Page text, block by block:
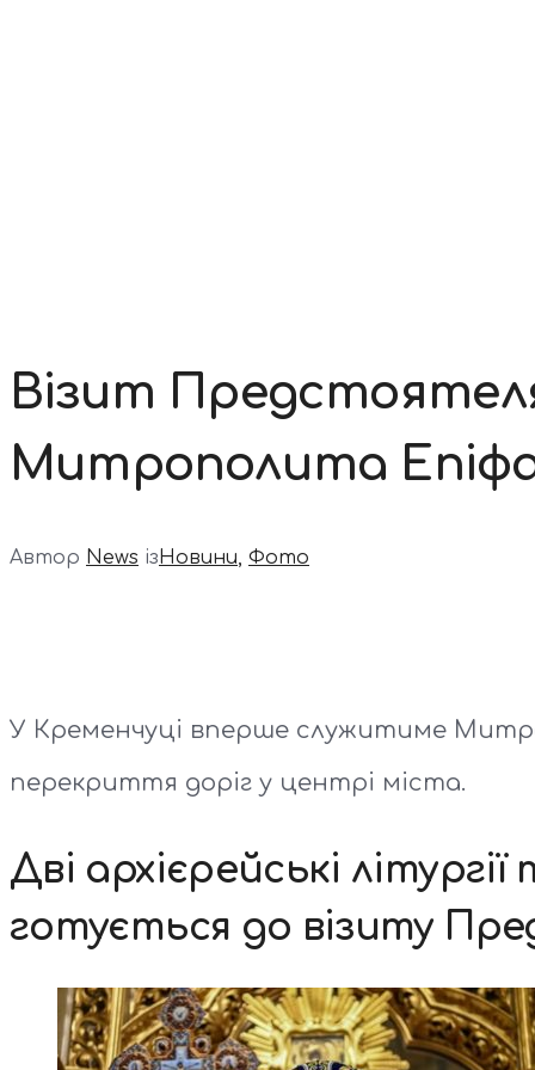
Візит
Митрополита
Автор News ізНовини, Фото
У Кременчуці вперше служитиме
перекриття доріг у центрі міста.
Дві архієрейські
готується до візиту